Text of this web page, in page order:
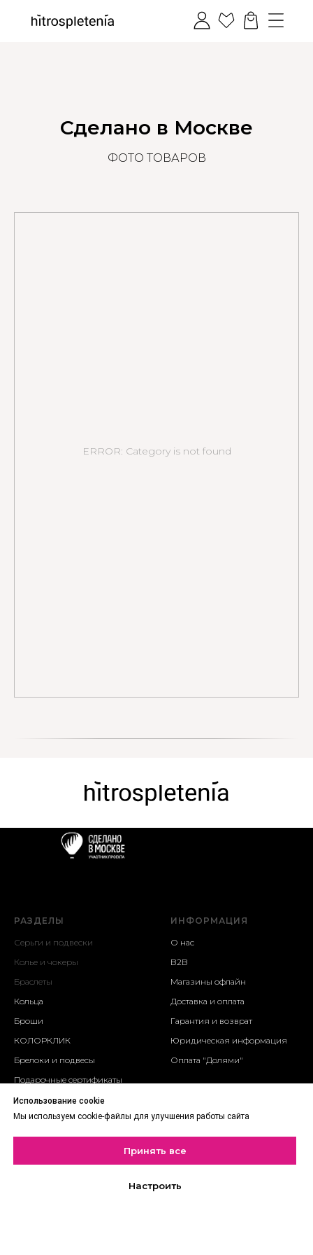
Использование cookie
Мы используем cookie-файлы для улучшения работы сайта
Принять все
Настроить
Сделано в Москве
ФОТО ТОВАРОВ
ERROR: Category is not found
Оплачивайте 25% покупки сразу, остальное частями — в течение
Оплачивайте 25% покупки сразу,
РАЗДЕЛЫ
Серьги и подвески
Колье и чокеры
Браслеты
Кольца
Броши
КОЛОРКЛИК
Брелоки и подвесы
Подарочные сертификаты
ИНФОРМАЦИЯ
О нас
B2B
Магазины офлайн
Доставка и оплата
Гарантия и возврат
Юридическая информация
Оплата "Долями"
КОНТАКТЫ
Инстаграм*
ПОДПИСАТЬСЯ
И ПОЛУЧИТЬ СКИДКУ
Мы будем писать изредка